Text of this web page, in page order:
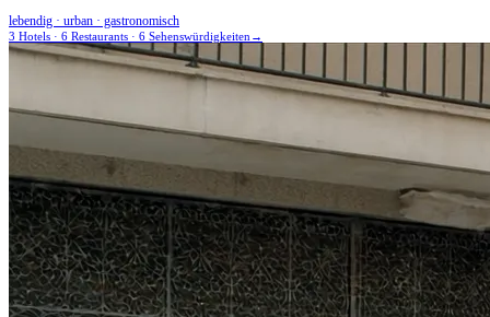
lebendig · urban · gastronomisch
3 Hotels · 6 Restaurants · 6 Sehenswürdigkeiten →